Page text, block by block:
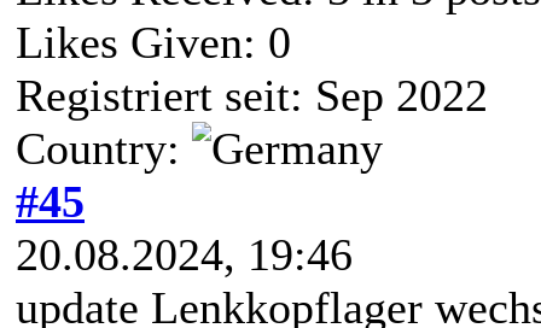
Likes Given: 0
Registriert seit: Sep 2022
Country:
#45
20.08.2024, 19:46
update Lenkkopflager